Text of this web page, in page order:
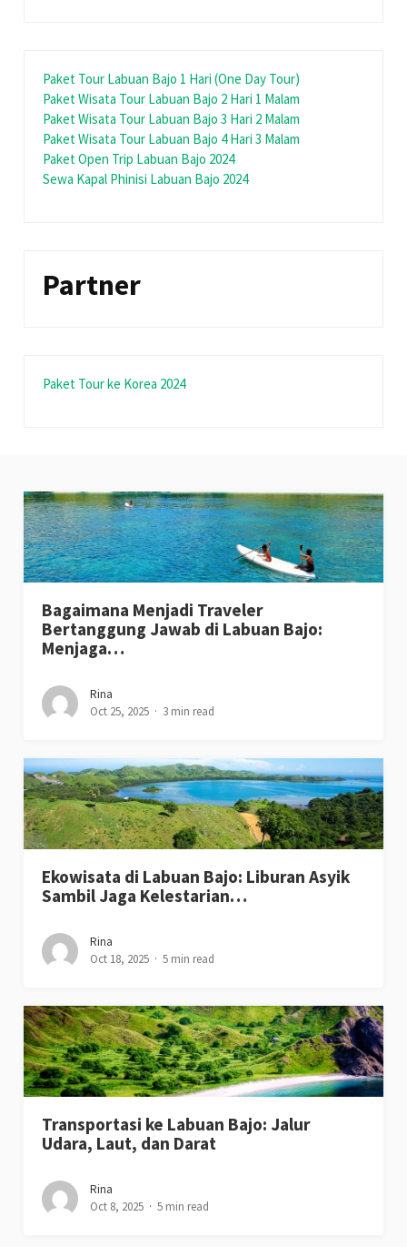
Paket Tour Labuan Bajo 1 Hari (One Day Tour)
Paket Wisata Tour Labuan Bajo 2 Hari 1 Malam
Paket Wisata Tour Labuan Bajo 3 Hari 2 Malam
Paket Wisata Tour Labuan Bajo 4 Hari 3 Malam
Paket Open Trip Labuan Bajo 2024
Sewa Kapal Phinisi Labuan Bajo 2024
Partner
Paket Tour ke Korea 2024
Bagaimana Menjadi Traveler
Bertanggung Jawab di Labuan Bajo:
Menjaga…
Rina
Oct 25, 2025
3 min read
Ekowisata di Labuan Bajo: Liburan Asyik
Sambil Jaga Kelestarian…
Rina
Oct 18, 2025
5 min read
Transportasi ke Labuan Bajo: Jalur
Udara, Laut, dan Darat
Rina
Oct 8, 2025
5 min read